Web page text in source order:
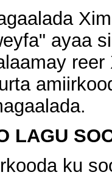
ayaa
reer
LAGU
ku